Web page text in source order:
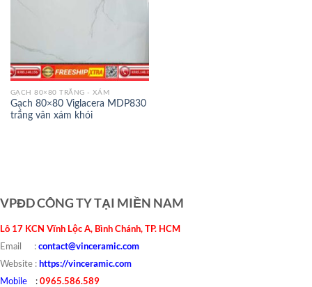
GẠCH 80×80 TRẮNG - XÁM
Gạch 80×80 Viglacera MDP830
trắng vân xám khói
VPĐD CÔNG TY TẠI MIỀN NAM
Lô 17 KCN Vĩnh Lộc A, Bình Chánh, TP. HCM
Email : contact@vinceramic.com
Website : https://vinceramic.com
Mobile : 0965.586.589